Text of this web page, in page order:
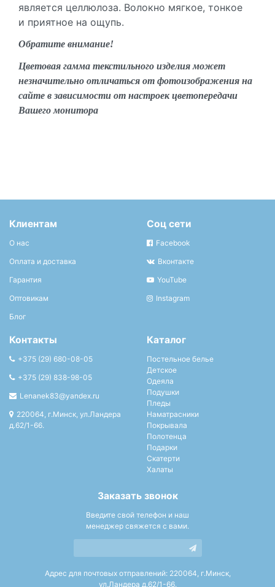
является целлюлоза. Волокно мягкое, тонкое
и приятное на ощупь.
Обратите внимание!
Цветовая гамма текстильного изделия может
незначительно отличаться от фотоизображения на
сайте в зависимости от настроек цветопередачи
Вашего монитора
Клиентам
О нас
Оплата и доставка
Гарантия
Оптовикам
Блог
Соц сети
Facebook
Вконтакте
YouTube
Instagram
Контакты
+375 (29) 680-08-05
+375 (29) 838-98-05
Lenanek83@yandex.ru
220064, г.Минск, ул.Ландера
д.62/1-66.
Каталог
Постельное белье
Детское
Одеяла
Подушки
Пледы
Наматрасники
Покрывала
Полотенца
Подарки
Скатерти
Халаты
Заказать звонок
Введите свой телефон и наш
менеджер свяжется с вами.
Адрес для почтовых отправлений: 220064, г.Минск,
ул.Ландера д.62/1-66.